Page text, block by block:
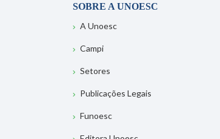
SOBRE A UNOESC
A Unoesc
Campi
Setores
Publicações Legais
Funoesc